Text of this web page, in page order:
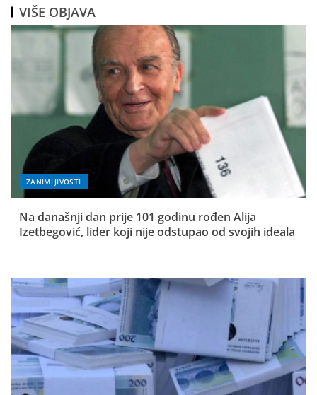
VIŠE OBJAVA
ZANIMLJIVOSTI
Na današnji dan prije 101 godinu rođen Alija
Izetbegović, lider koji nije odstupao od svojih ideala